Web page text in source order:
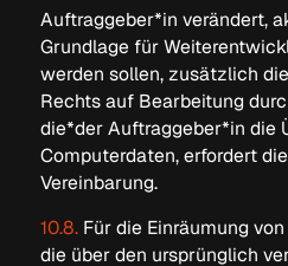
Auftraggeber*in verändert,
Grundlage für
werden sollen, zusätzlich
Rechts auf Bearbeitung
die*der Auftraggeber*in die
Computerdaten, erfordert
Vereinbarung.
10.8.Für die Einräumung
die über den ursprünglich